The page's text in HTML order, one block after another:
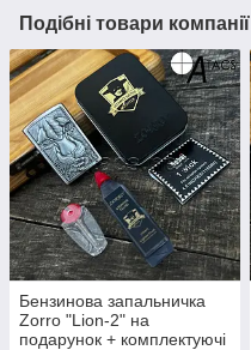
Подібні товари компанії
Бензинова запальничка
Zorro "Lion-2" на
подарунок + комплектуючі